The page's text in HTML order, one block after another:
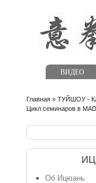
ВИДЕО
Главная » ТУЙШОУ -
Цикл семинаров в
Об Ицюань